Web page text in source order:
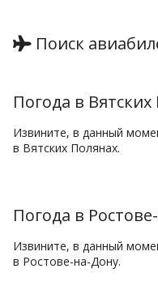
Поиск
Погода в
Извините, в данный
в Вятских Полянах.
Погода в
Извините, в данный
в Ростове-на-Дону.